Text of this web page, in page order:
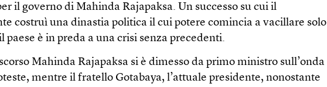
il governo di Mahinda Rajapaksa. Un successo su cui il
costruì una dinastia politica il cui potere comincia a vacillare solo
paese è in preda a una crisi senza precedenti.
Mahinda Rajapaksa si è dimesso da primo ministro sull’onda
mentre il fratello Gotabaya, l’attuale presidente, nonostante